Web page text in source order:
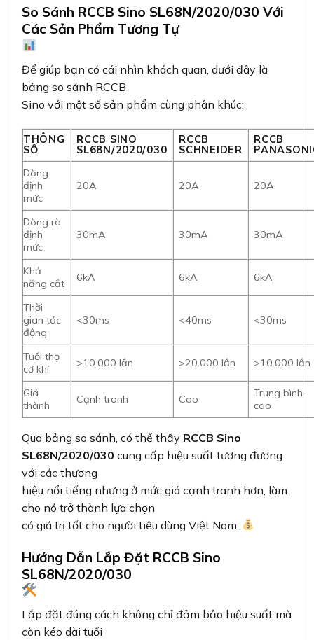
So Sánh RCCB Sino SL68N/2020/030 Với
Các Sản Phẩm Tương Tự
Để giúp bạn có cái nhìn khách quan, dưới đây là
bảng so sánh RCCB
Sino với một số sản phẩm cùng phân khúc:
THÔNG
SỐ
RCCB SINO
SL68N/2020/030
RCCB
SCHNEIDER
RCCB
Dòng
định
mức
20A 20A 20A
Dòng rò
định
mức
30mA 30mA 30mA
Khả
năng cắt
6kA 6kA 6kA
Thời
gian tác
động
<30ms <40ms <30ms
Tuổi thọ
cơ khí
>10.000 lần >20.000 lần >10.000 lần
Giá
thành
Cạnh tranh Cao
Trung bình-
cao
Qua bảng so sánh, có thể thấy RCCB Sino
SL68N/2020/030 cung cấp hiệu suất tương đương
với các thương
hiệu nổi tiếng nhưng ở mức giá cạnh tranh hơn, làm
cho nó trở thành lựa chọn
có giá trị tốt cho người tiêu dùng Việt Nam.
Hướng Dẫn Lắp Đặt RCCB Sino
SL68N/2020/030
Lắp đặt đúng cách không chỉ đảm bảo hiệu suất mà
còn kéo dài tuổi